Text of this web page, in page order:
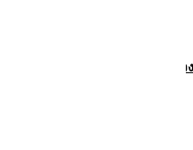
โลชั่นเพื่อผิวบอบบาง แพ้ง่าย ในช่วง